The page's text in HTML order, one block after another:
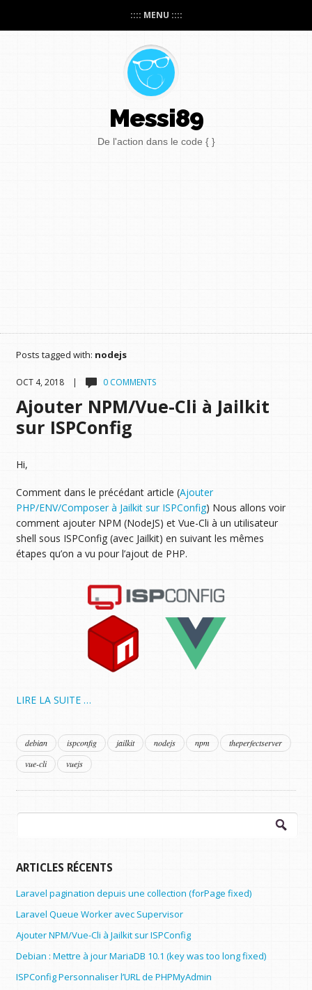
:::: MENU ::::
Messi89
De l'action dans le code { }
Posts tagged with: nodejs
OCT 4, 2018 | 0 COMMENTS
Ajouter NPM/Vue-Cli à Jailkit
sur ISPConfig
Hi,
Comment dans le précédant article (Ajouter
PHP/ENV/Composer à Jailkit sur ISPConfig) Nous allons voir
comment ajouter NPM (NodeJS) et Vue-Cli à un utilisateur
shell sous ISPConfig (avec Jailkit) en suivant les mêmes
étapes qu’on a vu pour l’ajout de PHP.
LIRE LA SUITE …
debian ispconfig jailkit nodejs npm
theperfectserver
vue-cli
vuejs
Rechercher :
ARTICLES RÉCENTS
Laravel pagination depuis une collection (forPage fixed)
Laravel Queue Worker avec Supervisor
Ajouter NPM/Vue-Cli à Jailkit sur ISPConfig
Debian : Mettre à jour MariaDB 10.1 (key was too long fixed)
ISPConfig Personnaliser l’URL de PHPMyAdmin